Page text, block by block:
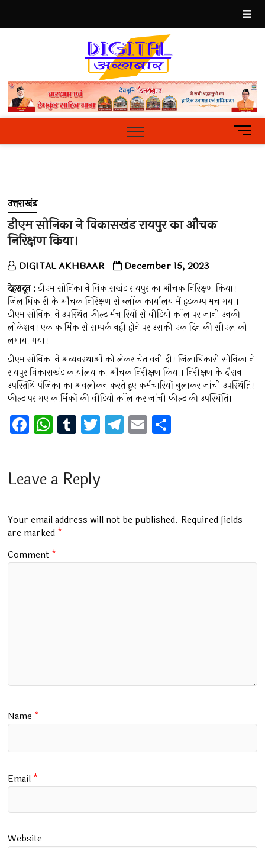
content
Hindi
News
PortalM
e
उत्तराखंड
डीएम सोनिका ने विकासखंड रायपुर का औचक
निरिक्षण किया।
DIGITAL AKHBAAR December 15, 2023
देहरादून :डीएम सोनिका ने विकासखंड रायपुर का औचक निरिक्षण किया।
जिलाधिकारी के औचक निरिक्षण से ब्लॉक कार्यालय में हडकम्प मच गया।
डीएम सोनिका ने उपस्थित फील्ड र्मचारियों से वीडियो कॉल पर जानी उनकी
लोकेशन। एक कार्मिक से सम्पर्क नही होने पर उसकी एक दिन की सीएल को
लगाया गया।
डीएम सोनिका ने अव्यवस्थाओं को लेकर चेतावनी दी। जिलाधिकारी सोनिका ने
रायपुर विकासखंड कार्यालय का औचक निरीक्षण किया। निरीक्षण के दौरान
उपस्तिथि पंजिका का अवलोकन करते हुए कर्मचारियों बुलाकर जांची उपस्थिति।
फील्ड पर गए कार्मिकों की वीडियो कॉल कर जांची फील्ड की उपस्थिति।
F
a
b
o
k
W
h
s
p
p
T
u
bl
T
wi
er
T
el
m
E
m
Leave a Reply
Your email address will not be published. Required fields
are marked *
Comment *
Name *
Email *
Website